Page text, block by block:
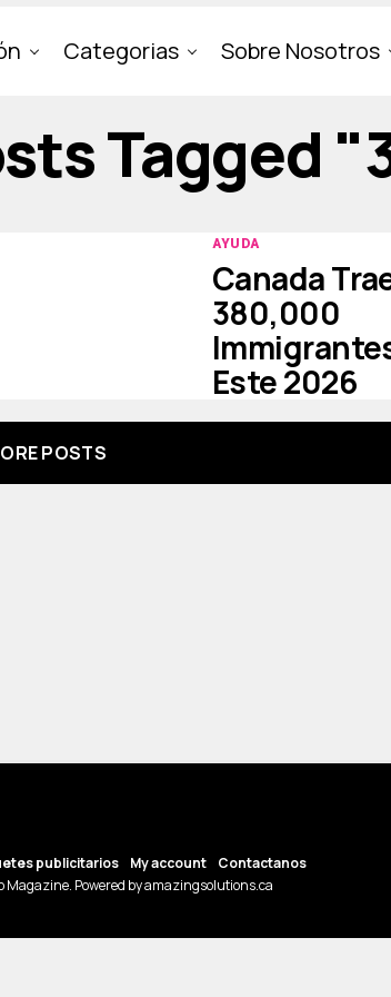
Categorias Sobre Nosotros
Tagged
AYUDA
Canada
380,000
Este 2026
POSTS
publicitarios My account
Contactanos
Powered by amazingsolutions.ca